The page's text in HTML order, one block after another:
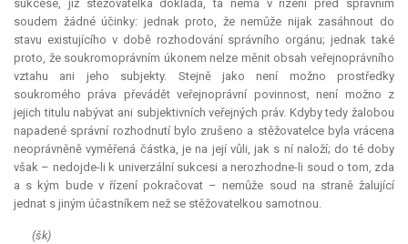
sukcese, již stěžovatelka dokládá, ta nemá v řízení před správním
soudem žádné účinky: jednak proto, že nemůže nijak zasáhnout do
stavu existujícího v době rozhodování správního orgánu; jednak také
proto, že soukromoprávním úkonem nelze měnit obsah veřejnoprávního
vztahu ani jeho subjekty. Stejně jako není možno prostředky
soukromého práva převádět veřejnoprávní povinnost, není možno z
jejich titulu nabývat ani subjektivních veřejných práv. Kdyby tedy žalobou
napadené správní rozhodnutí bylo zrušeno a stěžovatelce byla vrácena
neoprávněně vyměřená částka, je na její vůli, jak s ní naloží; do té doby
však – nedojde-li k univerzální sukcesi a nerozhodne-li soud o tom, zda
a s kým bude v řízení pokračovat – nemůže soud na straně žalující
jednat s jiným účastníkem než se stěžovatelkou samotnou.
(šk)